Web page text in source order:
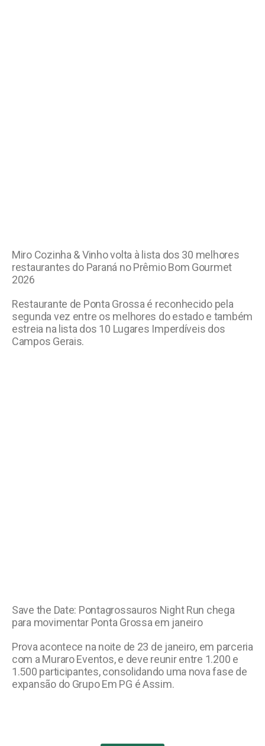
Miro Cozinha & Vinho volta à lista dos 30 melhores
restaurantes do Paraná no Prêmio Bom Gourmet
2026
Restaurante de Ponta Grossa é reconhecido pela
segunda vez entre os melhores do estado e também
estreia na lista dos 10 Lugares Imperdíveis dos
Campos Gerais.
Save the Date: Pontagrossauros Night Run chega
para movimentar Ponta Grossa em janeiro
Prova acontece na noite de 23 de janeiro, em parceria
com a Muraro Eventos, e deve reunir entre 1.200 e
1.500 participantes, consolidando uma nova fase de
expansão do Grupo Em PG é Assim.